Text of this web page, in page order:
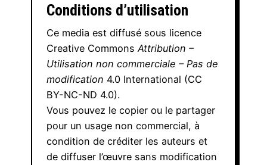
Conditions d’utilisation
Ce media est diffusé sous licence
Creative Commons Attribution –
Utilisation non commerciale – Pas de
modification 4.0 International (CC
BY-NC-ND 4.0).
Vous pouvez le copier ou le partager
pour un usage non commercial, à
condition de créditer les auteurs et
de diffuser l’œuvre sans modification